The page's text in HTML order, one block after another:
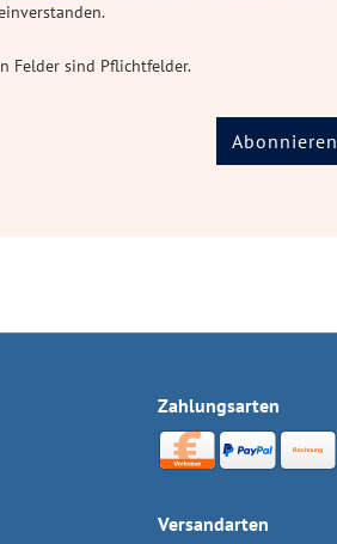
Felder sind Pflichtfelder.
Abonnieren
Zahlungsarten
Versandarten